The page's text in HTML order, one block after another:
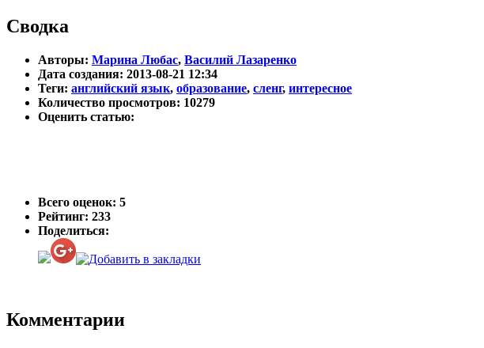
Сводка
Авторы: Марина Любас, Василий Лазаренко
Дата создания: 2013-08-21 12:34
Теги: английский язык, образование, сленг, интересное
Количество просмотров: 10279
Оценить статью:
Всего оценок: 5
Рейтинг: 233
Поделиться:
Комментарии